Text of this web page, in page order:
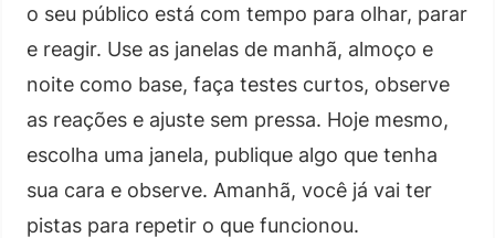
o seu público está com tempo para olhar, parar
e reagir. Use as janelas de manhã, almoço e
noite como base, faça testes curtos, observe
as reações e ajuste sem pressa. Hoje mesmo,
escolha uma janela, publique algo que tenha
sua cara e observe. Amanhã, você já vai ter
pistas para repetir o que funcionou.